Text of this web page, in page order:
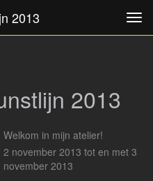
2013
2013
Welkom in mijn atelier!
2 november 2013 tot en met 3
november 2013